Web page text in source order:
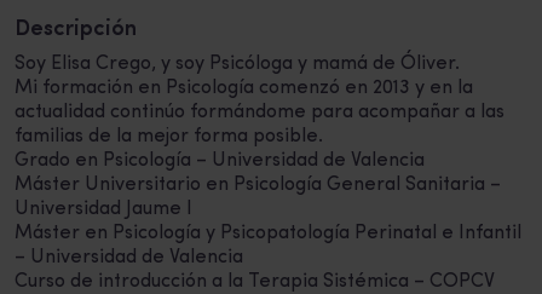
Descripción
Soy Elisa Crego, y soy Psicóloga y mamá de Óliver.
Mi formación en Psicología comenzó en 2013 y en la
actualidad continúo formándome para acompañar a las
familias de la mejor forma posible.
Grado en Psicología – Universidad de Valencia
Máster Universitario en Psicología General Sanitaria –
Universidad Jaume I
Máster en Psicología y Psicopatología Perinatal e Infantil
– Universidad de Valencia
Curso de introducción a la Terapia Sistémica – COPCV